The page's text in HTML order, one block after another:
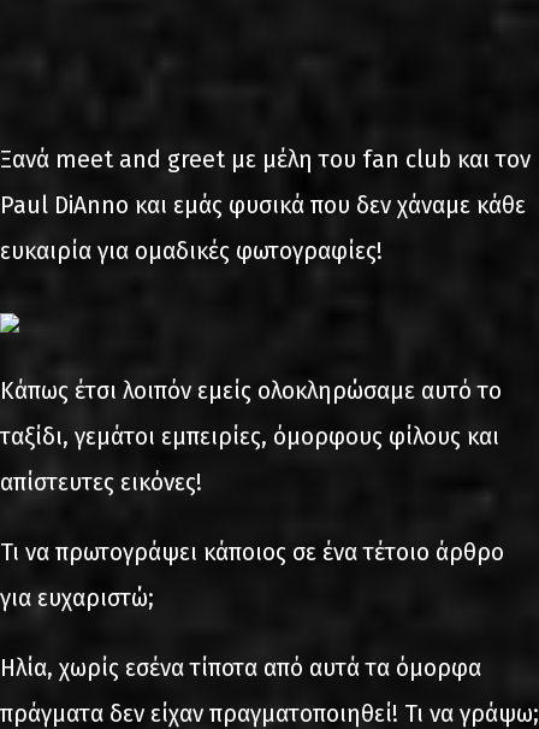
Ξανά meet and greet με μέλη του fan club και τον
Paul DiAnno και εμάς φυσικά που δεν χάναμε κάθε
ευκαιρία για ομαδικές φωτογραφίες!
Κάπως έτσι λοιπόν εμείς ολοκληρώσαμε αυτό το
ταξίδι, γεμάτοι εμπειρίες, όμορφους φίλους και
απίστευτες εικόνες!
Τι να πρωτογράψει κάποιος σε ένα τέτοιο άρθρο
για ευχαριστώ;
Ηλία, χωρίς εσένα τίποτα από αυτά τα όμορφα
πράγματα δεν είχαν πραγματοποιηθεί! Τι να γράψω;